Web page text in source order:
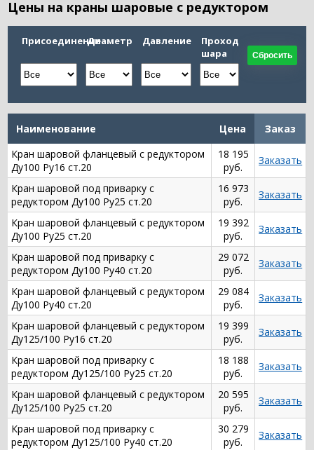
Цены на краны шаровые с редуктором
ПрисоединениеДиаметр Давление
Проход
шара
Сбросить
Наименование Цена
Заказ
Кран шаровой фланцевый с редуктором
Ду100 Ру16 ст.20
18 195
руб.
Заказать
Кран шаровой под приварку с
редуктором Ду100 Ру25 ст.20
16 973
руб.
Заказать
Кран шаровой фланцевый с редуктором
Ду100 Ру25 ст.20
19 392
руб.
Заказать
Кран шаровой под приварку с
редуктором Ду100 Ру40 ст.20
29 072
руб.
Заказать
Кран шаровой фланцевый с редуктором
Ду100 Ру40 ст.20
29 084
руб.
Заказать
Кран шаровой фланцевый с редуктором
Ду125/100 Ру16 ст.20
19 399
руб.
Заказать
Кран шаровой под приварку с
редуктором Ду125/100 Ру25 ст.20
18 188
руб.
Заказать
Кран шаровой фланцевый с редуктором
Ду125/100 Ру25 ст.20
20 595
руб.
Заказать
Кран шаровой под приварку с
редуктором Ду125/100 Ру40 ст.20
30 279
руб.
Заказать